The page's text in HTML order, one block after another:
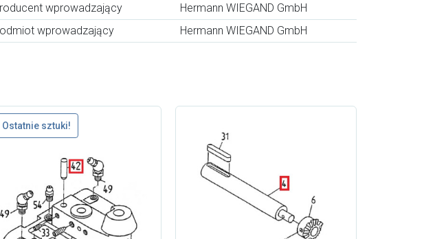
wprowadzający
Hermann WIEGAND GmbH
wprowadzający
Hermann WIEGAND GmbH
Ostatnie sztuki!